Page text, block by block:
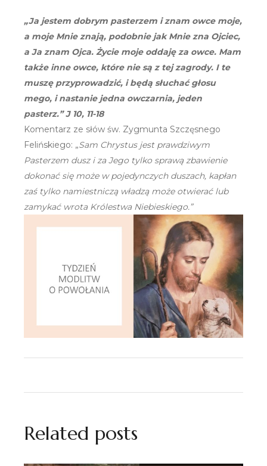
„Ja jestem dobrym pasterzem i znam owce moje,
a moje Mnie znają, podobnie jak Mnie zna Ojciec,
a Ja znam Ojca. Życie moje oddaję za owce. Mam
także inne owce, które nie są z tej zagrody. I te
muszę przyprowadzić, i będą słuchać głosu
mego, i nastanie jedna owczarnia, jeden
pasterz.” J 10, 11-18
Komentarz ze słów św. Zygmunta Szczęsnego
Felińskiego: „Sam Chrystus jest prawdziwym
Pasterzem dusz i za Jego tylko sprawą zbawienie
dokonać się może w pojedynczych duszach, kapłan
zaś tylko namiestniczą władzą może otwierać lub
zamykać wrota Królestwa Niebieskiego.”
Related posts